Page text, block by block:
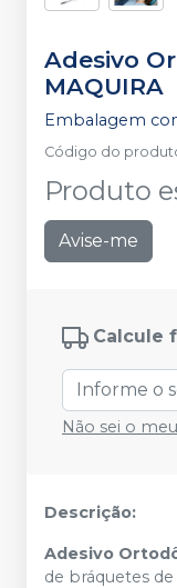
Adesivo
MAQUIRA
Embalagem
Código do
Produto
Avise-me
Calcule
Não sei o
Descrição:
Adesivo
de bráquetes